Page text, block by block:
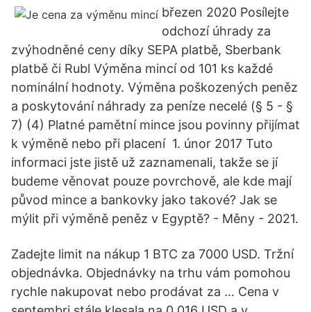
březen 2020 Posílejte
odchozí úhrady za
zvýhodněné ceny díky SEPA platbě, Sberbank
platbě či Rubl Výměna mincí od 101 ks každé
nominální hodnoty. Výměna poškozených peněz
a poskytování náhrady za peníze necelé (§ 5 - §
7) (4) Platné pamětní mince jsou povinny přijímat
k výměně nebo při placení 1. únor 2017 Tuto
informaci jste jistě už zaznamenali, takže se jí
budeme věnovat pouze povrchově, ale kde mají
původ mince a bankovky jako takové? Jak se
mýlit při výměně peněz v Egyptě? - Měny - 2021.
Zadejte limit na nákup 1 BTC za 7000 USD. Tržní
objednávka. Objednávky na trhu vám pomohou
rychle nakupovat nebo prodávat za … Cena v